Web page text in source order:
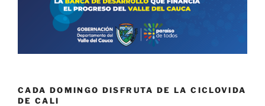
CADA DOMINGO DISFRUTA DE LA CICLOVIDA
DE CALI